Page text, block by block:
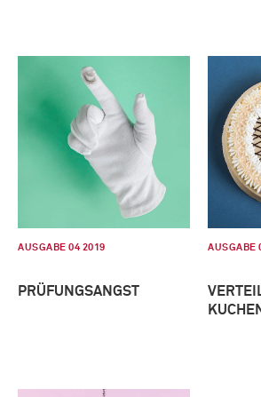
AUSGABE 04 2019
PRÜFUNGSANGST
AUSGABE